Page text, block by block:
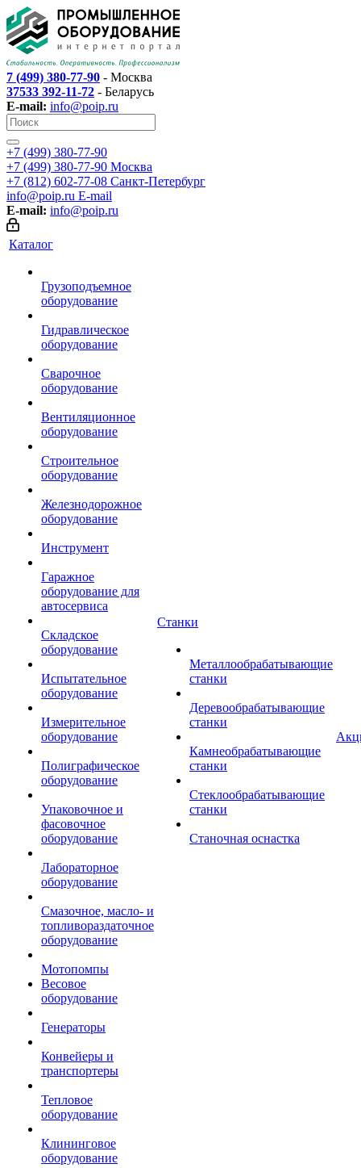
7 (499) 380-77-90 - Москва
37533 392-11-72 - Беларусь
E-mail: info@poip.ru
+7 (499) 380-77-90
+7 (499) 380-77-90 Москва
+7 (812) 602-77-08 Санкт-Петербург
info@poip.ru E-mail
E-mail: info@poip.ru
Каталог
Грузоподъемное
оборудование
Гидравлическое
оборудование
Сварочное
оборудование
Вентиляционное
оборудование
Строительное
оборудование
Железнодорожное
оборудование
Инструмент
Гаражное
оборудование для
автосервиса
Складское
оборудование
Испытательное
оборудование
Измерительное
оборудование
Полиграфическое
оборудование
Упаковочное и
фасовочное
оборудование
Лабораторное
оборудование
Смазочное, масло- и
топливораздаточное
оборудование
Мотопомпы
Весовое
оборудование
Генераторы
Конвейеры и
транспортеры
Тепловое
оборудование
Клининговое
оборудование
Станки
Металлообрабатывающие
станки
Деревообрабатывающие
станки
Камнеобрабатывающие
станки
Стеклообрабатывающие
станки
Станочная оснастка